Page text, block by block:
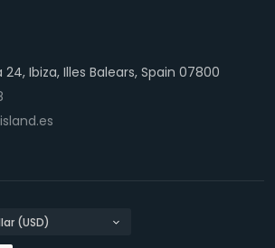
Ibiza, Illes Balears, Spain 07800